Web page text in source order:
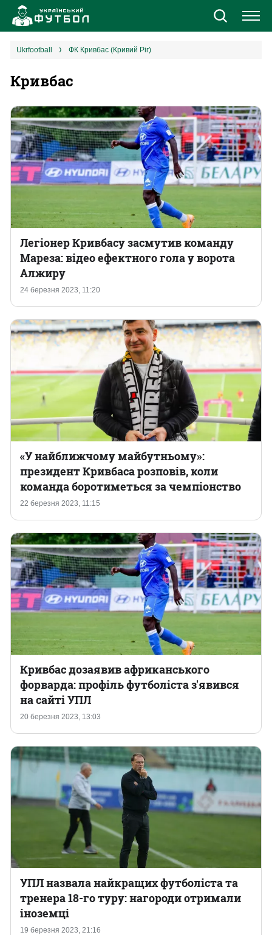
Новини
Єврокубки
УПЛ
1 ліга
2 ліга
Букмекери
ukrfootball ФК Кривбас (Кривий Ріг)
Кривбас
24 березня 2023, 11:20
Легіонер Кривбасу засмутив команду
Мареза: відео ефектного гола у ворота
Алжиру
22 березня 2023, 11:15
«У найближчому майбутньому»:
президент Кривбаса розповів, коли
команда боротиметься за чемпіонство
20 березня 2023, 13:03
Кривбас дозаявив африканського
форварда: профіль футболіста з'явився
на сайті УПЛ
19 березня 2023, 21:16
УПЛ назвала найкращих футболіста та
тренера 18-го туру: нагороди отримали
іноземці